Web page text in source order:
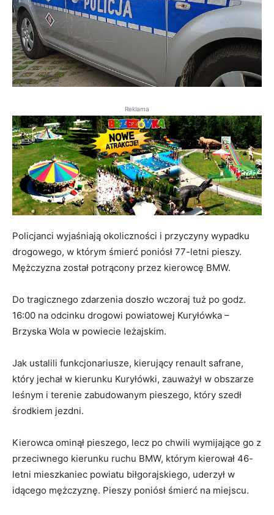
Reklama
Policjanci wyjaśniają okoliczności i przyczyny wypadku
drogowego, w którym śmierć poniósł 77-letni pieszy.
Mężczyzna został potrącony przez kierowcę BMW.
Do tragicznego zdarzenia doszło wczoraj tuż po godz.
16:00 na odcinku drogowi powiatowej Kuryłówka –
Brzyska Wola w powiecie leżajskim.
Jak ustalili funkcjonariusze, kierujący renault safrane,
który jechał w kierunku Kuryłówki, zauważył w obszarze
leśnym i terenie zabudowanym pieszego, który szedł
środkiem jezdni.
Kierowca ominął pieszego, lecz po chwili wymijające go z
przeciwnego kierunku ruchu BMW, którym kierował 46-
letni mieszkaniec powiatu biłgorajskiego, uderzył w
idącego mężczyznę. Pieszy poniósł śmierć na miejscu.